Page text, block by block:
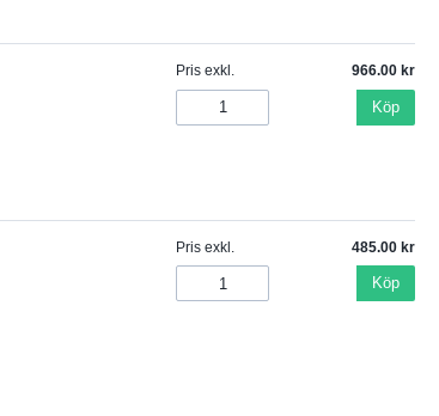
Pris exkl. 966.00
Köp
Pris exkl. 485.00
Köp